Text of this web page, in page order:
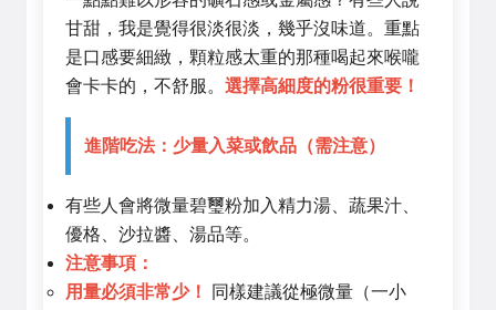
甘甜，我是覺得很淡很淡，幾乎沒味道。重點
是口感要細緻，顆粒感太重的那種喝起來喉嚨
會卡卡的，不舒服。 選擇高細度的粉很重要！
進階吃法：少量入菜或飲品（需注意）
有些人會將微量碧璽粉加入精力湯、蔬果汁、
優格、沙拉醬、湯品等。
注意事項：
用量必須非常少！
同樣建議從極微量（一小